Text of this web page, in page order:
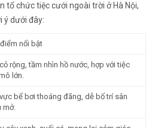
tổ chức tiệc cưới ngoài trời ở Hà Nội,
ý dưới đây:
nổi bật
rộng, tầm nhìn hồ nước, hợp với tiệc
lớn.
bể bơi thoáng đãng, dễ bố trí sân
mở.